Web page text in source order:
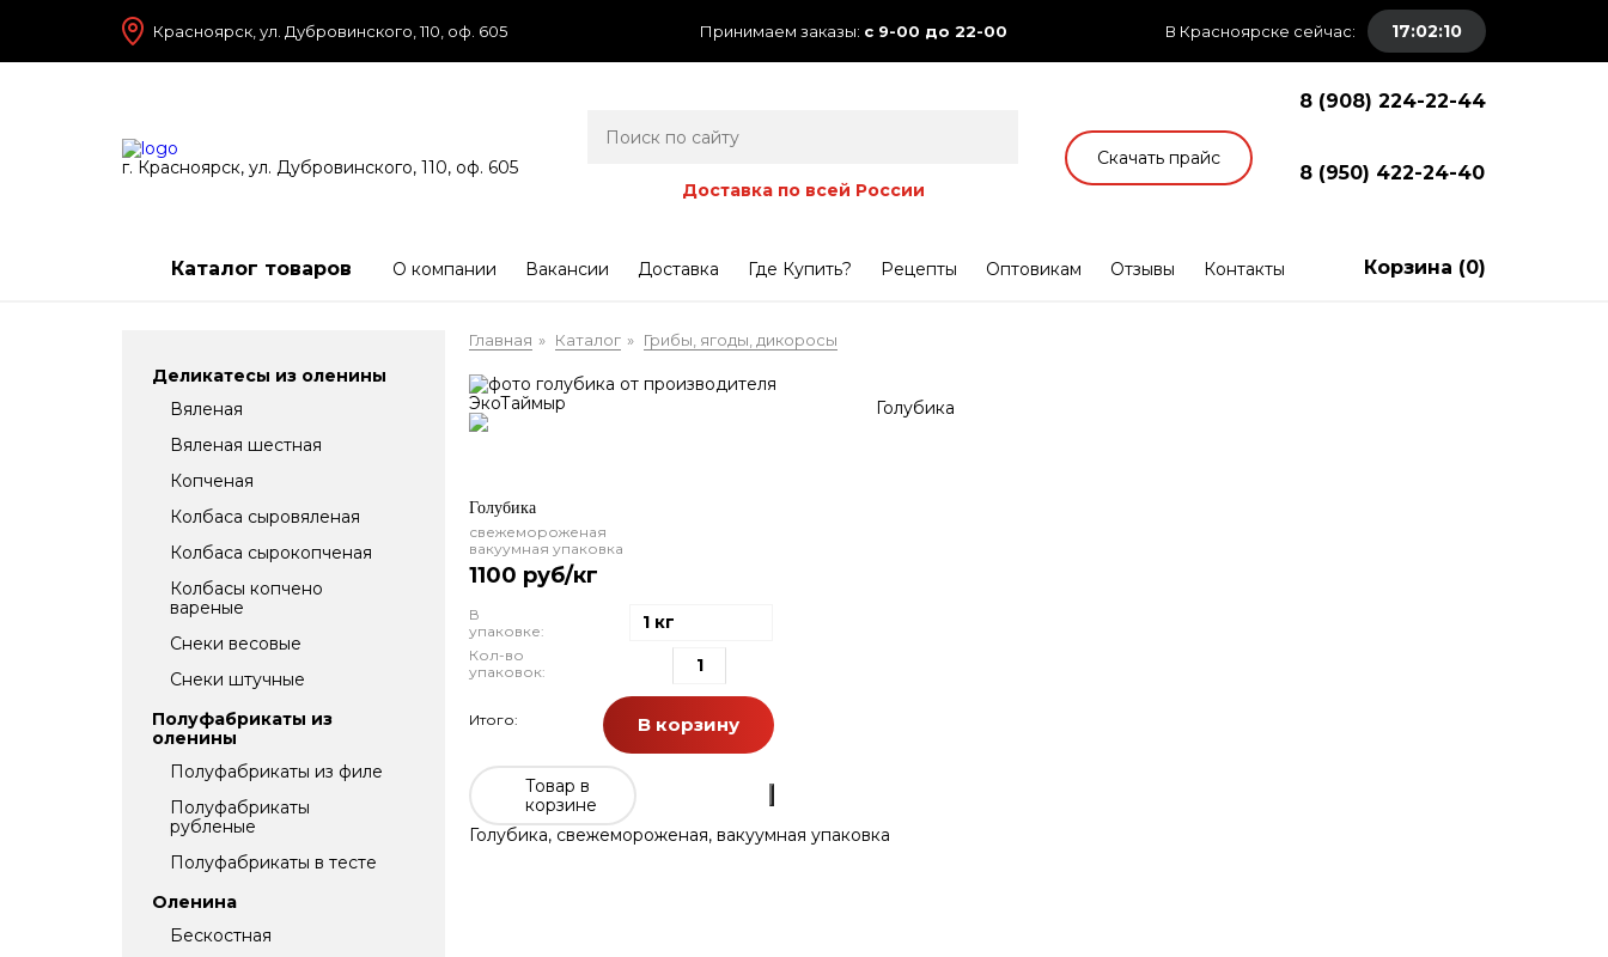
Красноярск, ул. Дубровинского, 110, оф. 605 Принимаем заказы:с 9-00 до 22-00 В Красноярске сейчас: 17:02:11
г. Красноярск, ул. Дубровинского, 110, оф. 605
Доставка по всей России
Скачать прайс
8 (908) 224-22-44
8 (950) 422-24-40
Каталог товаров О компании Вакансии Доставка Где Купить? Рецепты Оптовикам Отзывы Контакты Корзина (0)
Деликатесы из оленины
Вяленая
Вяленая шестная
Копченая
Колбаса сыровяленая
Колбаса сырокопченая
Колбасы копчено
вареные
Снеки весовые
Снеки штучные
Полуфабрикаты из
оленины
Полуфабрикаты из филе
Полуфабрикаты
рубленые
Полуфабрикаты в тесте
Оленина
Бескостная
Главная » Каталог » Грибы, ягоды, дикоросы
Голубика
Голубика
свежемороженая
вакуумная упаковка
1100 руб/кг
В
упаковке:
1 кг
Кол-во
упаковок:
Итого: В корзину
Товар в
корзине
Голубика, свежемороженая, вакуумная упаковка